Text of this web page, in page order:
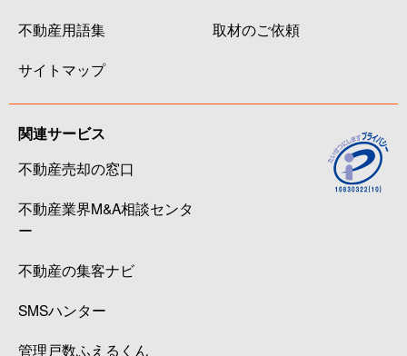
不動産用語集
サイトマップ
取材のご依頼
関連サービス
不動産売却の窓口
不動産業界M&A相談センタ
ー
不動産の集客ナビ
SMSハンター
管理戸数ふえるくん